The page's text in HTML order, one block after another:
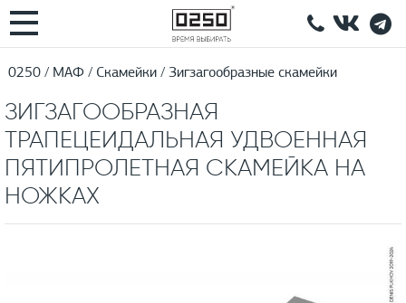
0250 МАФ Скамейки Зигзагообразные скамейки
ЗИГЗАГООБРАЗНАЯ
ТРАПЕЦЕИДАЛЬНАЯ УДВОЕННАЯ
ПЯТИПРОЛЕТНАЯ СКАМЕЙКА НА
НОЖКАХ